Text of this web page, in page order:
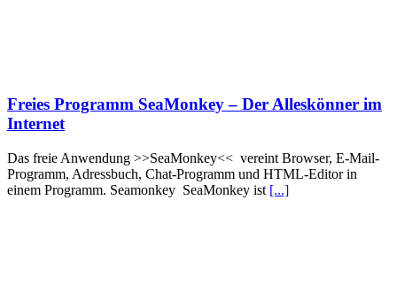
Freies Programm SeaMonkey – Der Alleskönner im
Internet
Das freie Anwendung >>SeaMonkey<< vereint Browser, E-Mail-
Programm, Adressbuch, Chat-Programm und HTML-Editor in
einem Programm. Seamonkey SeaMonkey ist [...]